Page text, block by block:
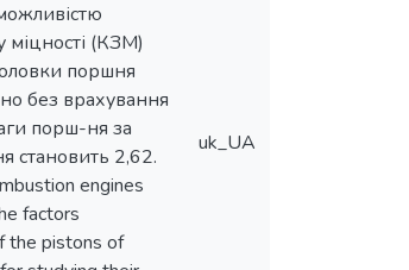
міцності (КЗМ)
поршня
без врахування
порш-ня за
становить 2,62.
engines
factors
the pistons of
uk_UA